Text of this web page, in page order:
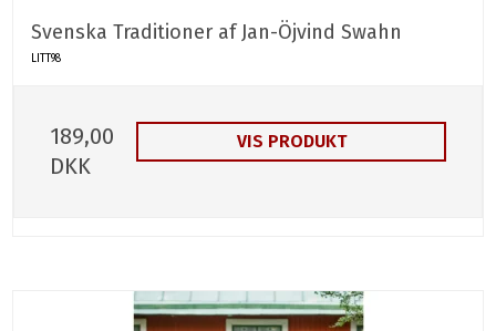
Svenska Traditioner af Jan-Öjvind Swahn
LITT98
189,00
DKK
VIS PRODUKT